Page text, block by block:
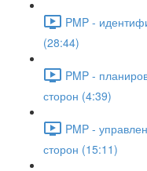
PMP -
(28:44)
PMP -
сторон (4:39)
PMP -
сторон (15:11)